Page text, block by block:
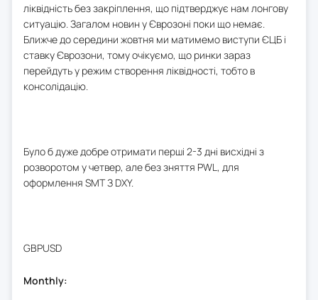
ліквідність без закріплення, що підтверджує нам лонгову
ситуацію. Загалом новин у Єврозоні поки що немає.
Ближче до середини жовтня ми матимемо виступи ЄЦБ і
ставку Єврозони, тому очікуємо, що ринки зараз
перейдуть у режим створення ліквідності, тобто в
консолідацію.
Було б дуже добре отримати перші 2-3 дні висхідні з
розворотом у четвер, але без зняття PWL, для
оформлення SMT З DXY.
GBPUSD
Monthly: